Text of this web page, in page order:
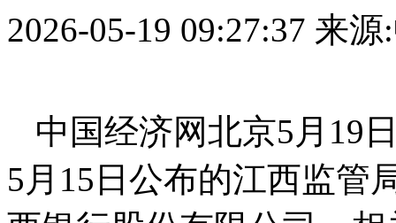
2026-05-19 09:27:37 来源
中国经济网北京5月19
5月15日公布的江西监管